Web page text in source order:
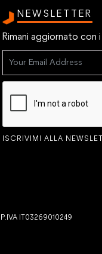
NEWSLETTER
Rimani aggiornato con
ISCRIVIMI ALLA
IT03269010249